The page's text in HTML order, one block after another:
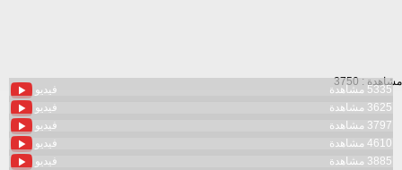
مشاهدة : 3750
فيديو
5335 مشاهدة
فيديو
3625 مشاهدة
فيديو
3797 مشاهدة
فيديو
4610 مشاهدة
فيديو
3885 مشاهدة